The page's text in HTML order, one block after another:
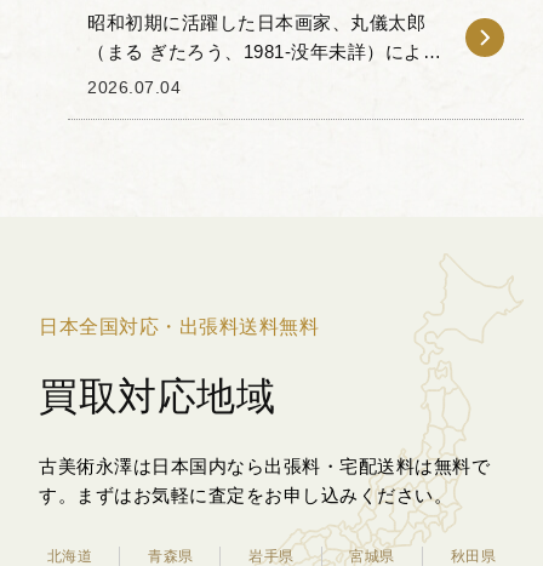
昭和初期に活躍した日本画家、丸儀太郎
（まる ぎたろう、1981-没年未詳）による
千鳥図の掛け軸をお譲りいただきまし
2026.07.04
日本全国対応・出張料送料無料
買取対応地域
古美術永澤は日本国内なら出張料・宅配送料は無料で
す。
まずはお気軽に査定をお申し込みください。
北海道 青森県 岩手県 宮城県
秋田県